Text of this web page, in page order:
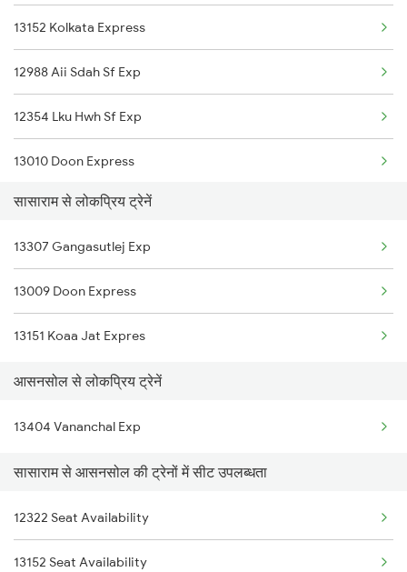
Asansol to Shmata Vd Katra Trains
Asansol to Jamshedpur Trains
Asansol to Tundla Trains
Asansol to Bihpur Trains
Asansol to Titlagarh Trains
13152 Kolkata Express
12988 Aii Sdah Sf Exp
12354 Lku Hwh Sf Exp
13010 Doon Express
22308 Bkn Hwh Sf Exp
12324 Bme Hwh Sf Exp
22911 Hwh Shipra Exp
13052 Netaji Express
सासाराम से लोकप्रिय ट्रेनें
13307 Gangasutlej Exp
13009 Doon Express
13151 Koaa Jat Expres
आसनसोल से लोकप्रिय ट्रेनें
13404 Vananchal Exp
सासाराम से आसनसोल की ट्रेनों में सीट उपलब्धता
12322 Seat Availability
13152 Seat Availability